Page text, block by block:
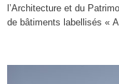
l’Architecture et du
de bâtiments labellisés «